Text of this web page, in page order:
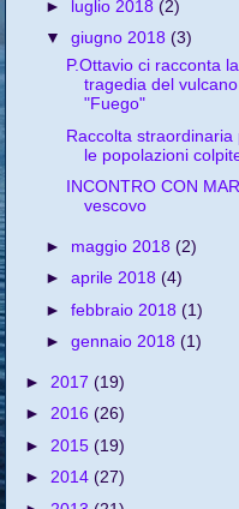
► luglio 2018 (2)
▼ giugno 2018 (3)
P.Ottavio ci racconta la
tragedia del vulcano
"Fuego"
Raccolta straordinaria
le popolazioni colpite
INCONTRO CON
vescovo
► maggio 2018 (2)
► aprile 2018 (4)
► febbraio 2018 (1)
► gennaio 2018 (1)
► 2017 (19)
► 2016 (26)
► 2015 (19)
► 2014 (27)